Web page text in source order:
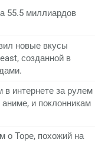
55.5 миллиардов
новые вкусы
созданной в
интернете за рулем
и поклонникам
о Торе, похожий на